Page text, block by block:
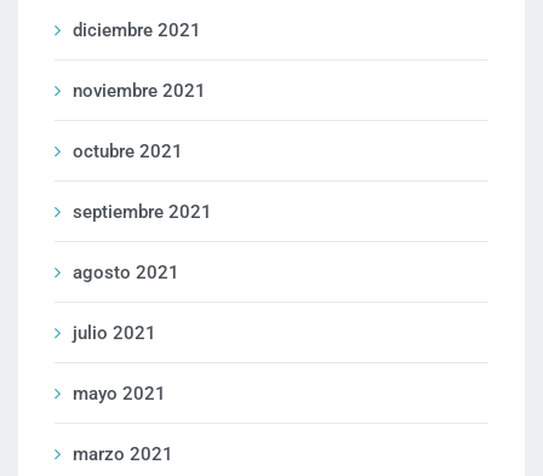
diciembre 2021
noviembre 2021
octubre 2021
septiembre 2021
agosto 2021
julio 2021
mayo 2021
marzo 2021